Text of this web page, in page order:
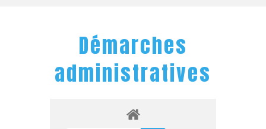
Démarches
administratives